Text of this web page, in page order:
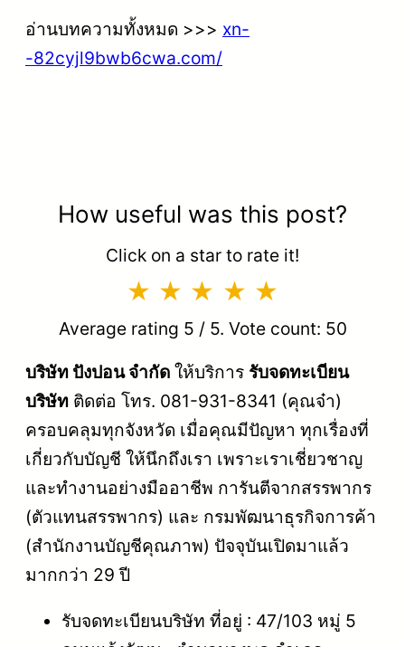
อ่านบทความทั้งหมด >>> xn-
-82cyjl9bwb6cwa.com/
How useful was this post?
Click on a star to rate it!
Average rating 5 / 5. Vote count: 50
บริษัท ปังปอน จำกัด ให้บริการ รับจดทะเบียน
บริษัท ติดต่อ โทร. 081-931-8341 (คุณจ๋า)
ครอบคลุมทุกจังหวัด เมื่อคุณมีปัญหา ทุกเรื่องที่
เกี่ยวกับบัญชี ให้นึกถึงเรา เพราะเราเชี่ยวชาญ
และทำงานอย่างมืออาชีพ การันตีจากสรรพากร
(ตัวแทนสรรพากร) และ กรมพัฒนาธุรกิจการค้า
(สำนักงานบัญชีคุณภาพ) ปัจจุบันเปิดมาแล้ว
มากกว่า 29 ปี
รับจดทะเบียนบริษัท ที่อยู่ : 47/103 หมู่ 5